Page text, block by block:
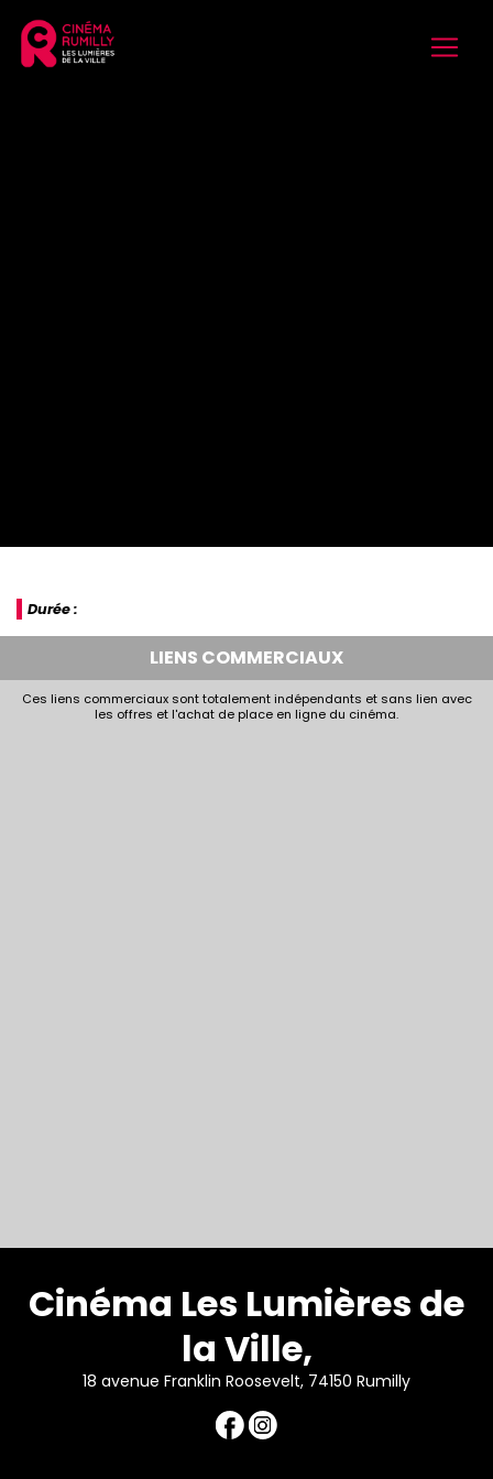
Durée :
LIENS COMMERCIAUX
Ces liens commerciaux sont totalement indépendants et sans lien avec
les offres et l'achat de place en ligne du cinéma.
Cinéma Les Lumières de
la Ville,
18 avenue Franklin Roosevelt, 74150 Rumilly